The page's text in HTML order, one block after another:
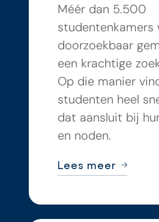
Méér dan 5.500
studentenkamers
doorzoekbaar
een krachtige
Op die manier
studenten heel
dat aansluit bij
en noden.
Lees meer